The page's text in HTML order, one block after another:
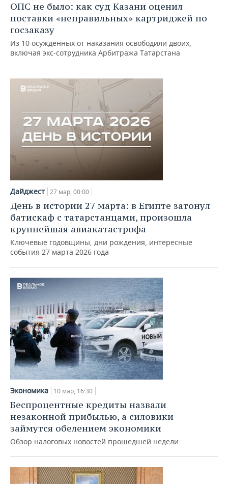
ОПС не было: как суд Казани оценил
поставки «неправильных» картриджей по
госзаказу
Из 10 осужденных от наказания освободили двоих,
включая экс-сотрудника Арбитража Татарстана
Дайджест 27 мар, 00:00
День в истории 27 марта: в Египте затонул
батискаф с татарстанцами, произошла
крупнейшая авиакатастрофа
Ключевые годовщины, дни рождения, интересные
события 27 марта 2026 года
Экономика 10 мар, 16:30
Беспроцентные кредиты назвали
незаконной прибылью, а силовики
займутся обелением экономики
Обзор налоговых новостей прошедшей недели